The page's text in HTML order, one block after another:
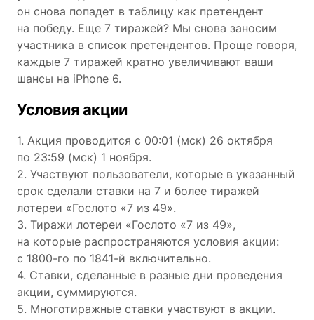
он снова попадет в таблицу как претендент
на победу. Еще 7 тиражей? Мы снова заносим
участника в список претендентов. Проще говоря,
каждые 7 тиражей кратно увеличивают ваши
шансы на iPhone 6.
Условия акции
1. Акция проводится с 00:01 (мск) 26 октября
по 23:59 (мск) 1 ноября.
2. Участвуют пользователи, которые в указанный
срок сделали ставки на 7 и более тиражей
лотереи «Гослото «7 из 49».
3. Тиражи лотереи «Гослото «7 из 49»,
на которые распространяются условия акции:
с 1800-го по 1841-й включительно.
4. Ставки, сделанные в разные дни проведения
акции, суммируются.
5. Многотиражные ставки участвуют в акции.